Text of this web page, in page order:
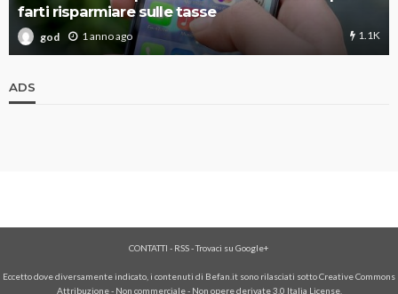
farti risparmiare sulle tasse
god 1 anno ago 1.1K
ADS
CONTATTI - RSS-Trovaci su Google+
Eccetto dove diversamente indicato, i contenuti di Befan.it sono rilasciati sotto Creative Commons
Attribuzione - Non commerciale - Non opere derivate 3.0 Italia License.